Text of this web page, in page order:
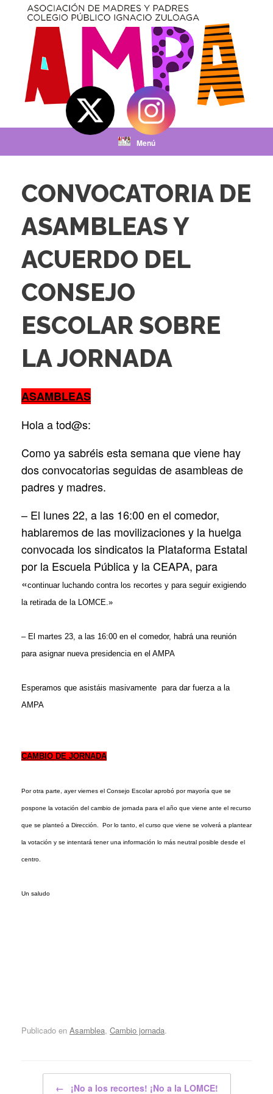
Menú
CONVOCATORIA DE
ASAMBLEAS Y
ACUERDO DEL
CONSEJO
ESCOLAR SOBRE
LA JORNADA
ASAMBLEAS
Hola a tod@s:
Como ya sabréis esta semana que viene hay
dos convocatorias seguidas de asambleas de
padres y madres.
– El lunes 22, a las 16:00 en el comedor,
hablaremos de las movilizaciones y la huelga
convocada los sindicatos la Plataforma Estatal
por la Escuela Pública y la CEAPA, para
«continuar luchando contra los recortes y para seguir exigiendo
la retirada de la LOMCE.»
– El martes 23, a las 16:00 en el comedor, habrá una reunión
para asignar nueva presidencia en el AMPA
Esperamos que asistáis masivamente para dar fuerza a la
AMPA
CAMBIO DE JORNADA
Por otra parte, ayer viernes el Consejo Escolar aprobó por mayoría que se
pospone la votación del cambio de jornada para el año que viene ante el recurso
que se planteó a Dirección. Por lo tanto, el curso que viene se volverá a plantear
la votación y se intentará tener una información lo más neutral posible desde el
centro.
Un saludo
Publicado en Asamblea, Cambio jornada.
← ¡No a los recortes! ¡No a la LOMCE!